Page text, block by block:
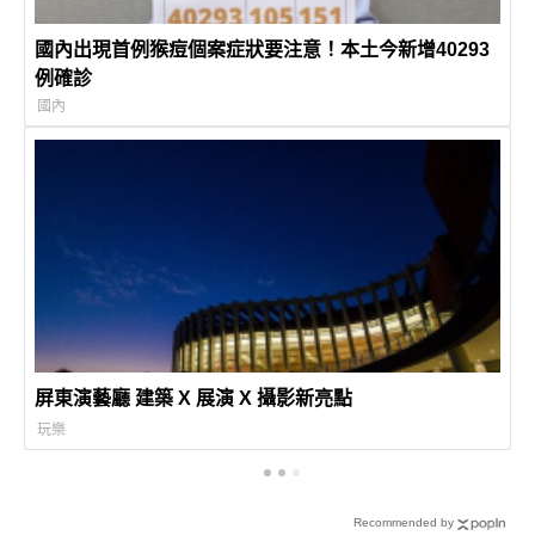
國內出現首例猴痘個案症狀要注意！本土今新增40293
例確診
國內
屏東演藝廳 建築 X 展演 X 攝影新亮點
玩樂
Recommended by